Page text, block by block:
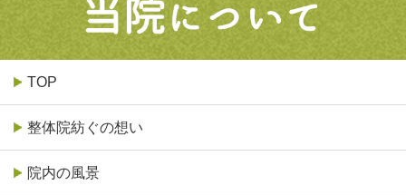
TOP
整体院紡ぐの想い
院内の風景